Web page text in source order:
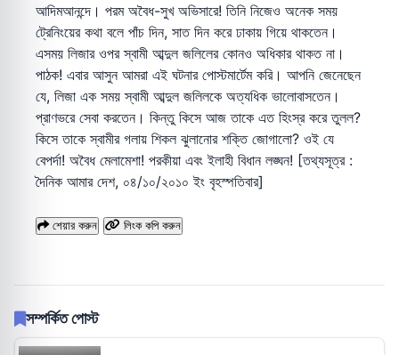
আদিমআনন্দে। পরম অবৈধ-সুখ অভিসারে! তিনি নিজেও অনেক সময়
ট্রেনিংয়ের কথা বলে পাঁচ দিন, সাত দিন করে ঢাকায় গিয়ে থাকতেন।
এসময় লিজার ওপর স্বামী আব্দুল জলিলের কোনও অধিকার থাকত না।
পাঠক! এবার আসুন আমরা এই ঘটনার পোস্টমার্টেম করি। আপনি জেনেছেন
যে, লিজা এক সময় স্বামী আব্দুল জলিলকে অত্যধিক ভালোবাসতেন।
প্রাণভরে সেবা করতেন। কিন্তু কিসে আজ তাকে এত হিংস্র করে তুলল?
কিসে তাকে স্বামীর গলায় শিকল ঝুলানোর শক্তি জোগালো? ওই যে
বেপর্দা! অবৈধ মেলামেশা! পরকীয়া এবং ইলাহী বিধান লঙ্ঘন! [তথ্যসূত্র :
দৈনিক আমার দেশ, ০৪/১০/২০১০ ইং বৃহস্পতিবার]
শেয়ার করুন লিংক কপি করুন
সম্পর্কিত পোস্ট